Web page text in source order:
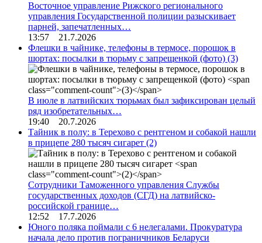
Восточное управление Рижского регионального
управления Государственной полиции разыскивает
парней, запечатленных…
13:57 21.7.2026
Флешки в чайнике, телефоны в термосе, порошок в
шортах: посылки в тюрьму с запрещенкой (фото) (3)
В июле в латвийских тюрьмах был зафиксирован целый
ряд изобретательных…
19:40 20.7.2026
Тайник в полу: в Терехово с рентгеном и собакой нашли
в прицепе 280 тысяч сигарет (2)
Сотрудники Таможенного управления Службы
государственных доходов (СГД) на латвийско-
российской границе…
12:52 17.7.2026
Юного поляка поймали с 6 нелегалами. Прокуратура
начала дело против пограничников Беларуси